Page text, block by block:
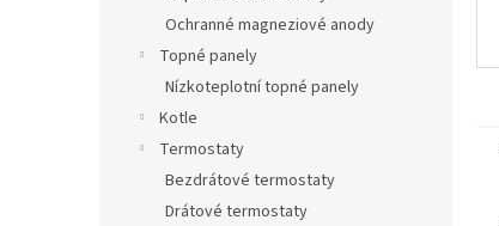
Ochranné magneziové anody
Topné panely
Nízkoteplotní topné panely
Kotle
Termostaty
Bezdrátové termostaty
Drátové termostaty